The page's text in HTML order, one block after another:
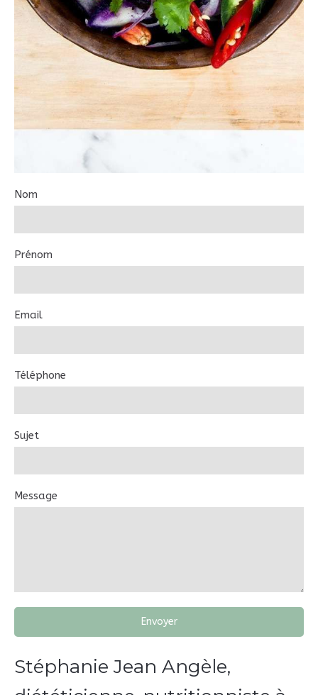
Nom
Prénom
Email
Téléphone
Sujet
Message
Envoyer
Stéphanie Jean Angèle,